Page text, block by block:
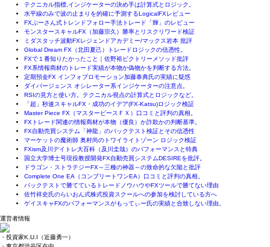
テクニカル指標,インジケーターの決め手は計算式とロジック。
水平線のみで波の止まりを的確に予測するLogicalFXレビュー
FXぷーさん式トレンドフォロー手法トレード「輝」のレビュー
モンスタースキャルFX（加藤宗久）勝率とリスクリワード検証
ミダスタッチ波動FXレジェンドアカデミー/マックス岩本 批評
Global Dream FX（北田夏己）トレードロジックの信憑性。
FXで１番知りたかったこと｜佐野裕ビクトリーメソッド批評
FX系情報商材のトレード実績が本物か偽物かを判断する方法。
定期預金FX インフォプロモーション加藤泰典氏の実績に疑惑
ダイバージェンス オシレーター系インジケーターの注意点。
RSIの見方と使い方。テクニカル視点の計算式とロジックなど。
「超」秒速スキャルFX・成功のイデア(FX-Katsu)ロジック検証
Master Piece FX（マスターピースＦＸ）口コミと評判の真相。
FXトレード関連の情報商材が本物（優良）か詐欺かの判断基準。
FX自動売買システム「神龍」のバックテスト検証とその信憑性
マーケットの魔術師 奥村尚のトワイライトゾーン ロジック検証
FXism及川デイトレ大百科（及川圭哉）のパフォーマンスと特典
国立大学博士号現役教授開発FX自動売買システムDESIREを批評。
ドラゴン・ストラテジーFX～三種の神器～の致命的な欠陥と批評
Complete One EA（コンプリートワンEA）口コミと評判の真相。
バックテストで勝てているトレードノウハウやFXツールで勝てない理由
佐竹祥史氏のらいおん式株式投資スクールへの参加を検討している方へ
ゲイスキャFXのパフォーマンスがもってぃー氏の実績と合致しない理由。
運営者情報
・投資家K.U.I（近藤勇一）